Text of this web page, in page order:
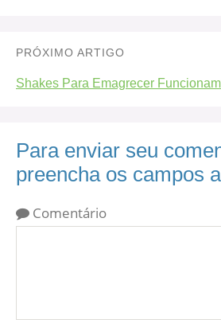
PRÓXIMO ARTIGO
Shakes Para Emagrecer
Para enviar seu
preencha os campos
Comentário